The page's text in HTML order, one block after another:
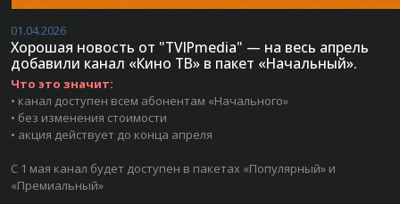
01.04.2026
Хорошая новость от "TVIPmedia" — на весь апрель
добавили канал «Кино ТВ» в пакет «Начальный».
Что это значит:
• канал доступен всем абонентам «Начального»
• без изменения стоимости
• акция действует до конца апреля
С 1 мая канал будет доступен в пакетах «Популярный» и
«Премиальный»